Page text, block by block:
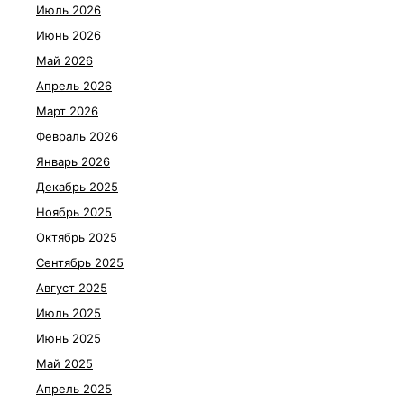
Июль 2026
Июнь 2026
Май 2026
Апрель 2026
Март 2026
Февраль 2026
Январь 2026
Декабрь 2025
Ноябрь 2025
Октябрь 2025
Сентябрь 2025
Август 2025
Июль 2025
Июнь 2025
Май 2025
Апрель 2025